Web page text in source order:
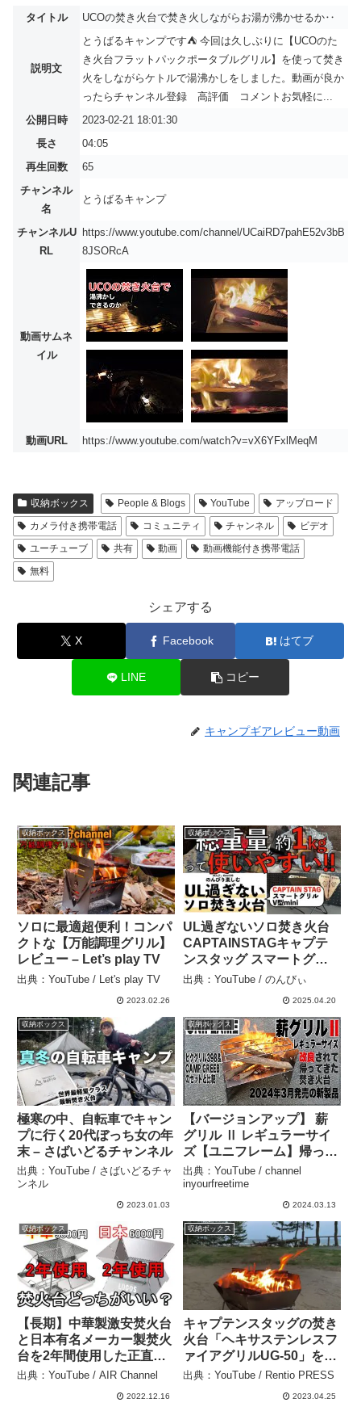
タイトル UCOの焚き火台で焚き火しながらお湯が沸かせるか‥
説明文
とうばるキャンプです⛺️ 今回は久しぶりに【UCOのた
き火台フラットパックポータブルグリル】を使って焚き
火をしながらケトルで湯沸かしをしました。動画が良か
ったらチャンネル登録 高評価 コメントお気軽に...
公開日時
2023-02-21 18:01:30
長さ
04:05
再生回数
65
チャンネル
名
とうばるキャンプ
チャンネルU
RL
https://www.youtube.com/channel/UCaiRD7pahE52v3bB
8JSORcA
動画サムネ
イル
動画URL https://www.youtube.com/watch?v=vX6YFxlMeqM
収納ボックス People & Blogs YouTube
アップロード
カメラ付き携帯電話
コミュニティ チャンネル
ビデオ
ユーチューブ
共有 動画
動画機能付き携帯電話
無料
シェアする
X Facebook はてブ
LINE コピー
キャンプギアレビュー動画
関連記事
収納ボックス
ソロに最適超便利！コンパ
クトな【万能調理グリル】
レビュー – Let’s play TV
出典：YouTube / Let's play TV
2023.02.26
収納ボックス
UL過ぎないソロ焚き火台
CAPTAINSTAGキャプテ
ンスタッグ スマートグリ
ルV型mini 総重量約1kgっ
ギア】 – のんびぃ
出典：YouTube / のんびぃ
2025.04.20
収納ボックス
極寒の中、自転車でキャン
プに行く20代ぼっち女の年
末 – さばいどるチャンネル
出典：YouTube / さばいどるチャ
ンネル
2023.01.03
収納ボックス
【バージョンアップ】 薪
グリル Ⅱ レギュラーサイ
ズ【ユニフレーム】帰って
きた人気商品！改良された
薪グリル！ 薪グリル 2をレ
ビュー！ – channel
出典：YouTube / channel
inyourfreetime
2024.03.13
収納ボックス
【長期】中華製激安焚火台
と日本有名メーカー製焚火
台を2年間使用した正直な
感想を話します。| LOGOS
出典：YouTube / AIR Channel
2022.12.16
収納ボックス
キャプテンスタッグの焚き
火台「ヘキサステンレスフ
ァイアグリルUG-50」を使
ってみた – Rentio PRESS
出典：YouTube / Rentio PRESS
2023.04.25